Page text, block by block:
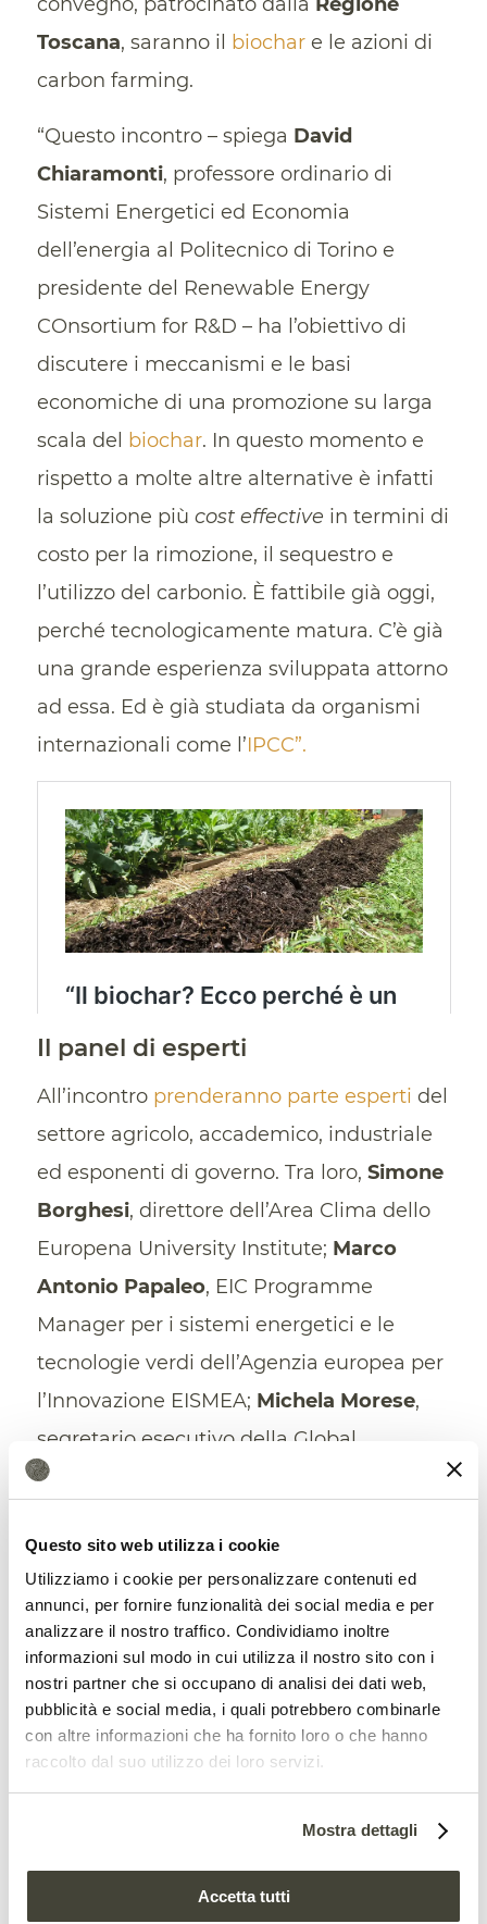
Questo sito web utilizza i cookie
Utilizziamo i cookie per personalizzare contenuti ed
annunci, per fornire funzionalità dei social media e per
analizzare il nostro traffico. Condividiamo inoltre
informazioni sul modo in cui utilizza il nostro sito con i
nostri partner che si occupano di analisi dei dati web,
pubblicità e social media, i quali potrebbero combinarle
con altre informazioni che ha fornito loro o che hanno
raccolto dal suo utilizzo dei loro servizi.
Mostra dettagli
Accetta tutti
Toscana, saranno il biochare le azioni di
carbon farming.
“Questo incontro – spiega David
Chiaramonti, professore ordinario di
Sistemi Energetici ed Economia
dell’energia al Politecnico di Torino e
presidente del Renewable Energy
COnsortium for R&D – ha l’obiettivo di
discutere i meccanismi e le basi
economiche di una promozione su larga
scala del biochar. In questo momento e
rispetto a molte altre alternative è infatti
la soluzione più cost effective in termini di
costo per la rimozione, il sequestro e
l’utilizzo del carbonio. È fattibile già oggi,
perché tecnologicamente matura. C’è già
una grande esperienza sviluppata attorno
ad essa. Ed è già studiata da organismi
internazionali come l’IPCC”.
Il panel di esperti
All’incontro prenderanno parte esperti del
settore agricolo, accademico, industriale
ed esponenti di governo. Tra loro, Simone
Borghesi, direttore dell’Area Clima dello
Europena University Institute; Marco
Antonio Papaleo, EIC Programme
Manager per i sistemi energetici e le
tecnologie verdi dell’Agenzia europea per
l’Innovazione EISMEA; Michela Morese,
segretario esecutivo della Global
Bioenergy Partnership FAO;
Casalino, capo dell’Unità di Missione per il
PNRR del Ministero delle Politiche
agricole e forestali.
“Speriamo di contribuire ad aprire una
finestra di discussione per vedere come il
biochar potrebbe essere inserito nei
meccanismi esistenti e quali nuovi
meccanismi sarebbero necessari,
tenendo presente che abbiamo un